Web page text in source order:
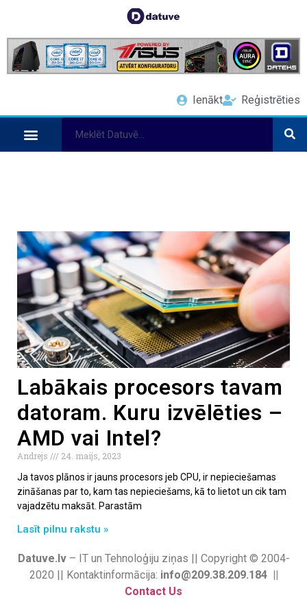
Ienākt Reģistrēties
Labākais procesors tavam
datoram. Kuru izvēlēties –
AMD vai Intel?
Andrejs
24. maijs, 2023
Ja tavos plānos ir jauns procesors jeb CPU, ir nepieciešamas
zināšanas par to, kam tas nepieciešams, kā to lietot un cik tam
vajadzētu maksāt. Parastām
Lasīt pilnu rakstu »
Datuve.lv– IT un Tehnoloģiju ziņas || Copyright © 2004-
2020 || Kontaktinformācija: info@209.38.209.184 ||
Contact Us